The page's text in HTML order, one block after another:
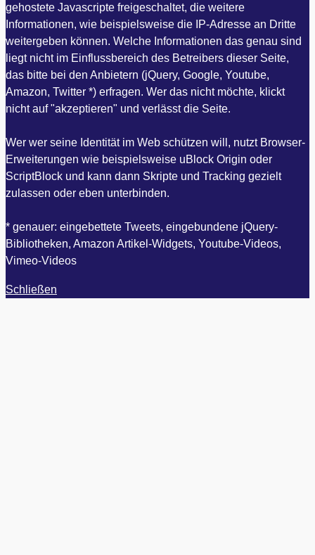
gehostete Javascripte freigeschaltet, die weitere
Informationen, wie beispielsweise die IP-Adresse an Dritte
weitergeben können. Welche Informationen das genau sind
liegt nicht im Einflussbereich des Betreibers dieser Seite,
das bitte bei den Anbietern (jQuery, Google, Youtube,
Amazon, Twitter *) erfragen. Wer das nicht möchte, klickt
nicht auf "akzeptieren" und verlässt die Seite.
Wer wer seine Identität im Web schützen will, nutzt Browser-
Erweiterungen wie beispielsweise uBlock Origin oder
ScriptBlock und kann dann Skripte und Tracking gezielt
zulassen oder eben unterbinden.
* genauer: eingebettete Tweets, eingebundene jQuery-
Bibliotheken, Amazon Artikel-Widgets, Youtube-Videos,
Vimeo-Videos
Schließen